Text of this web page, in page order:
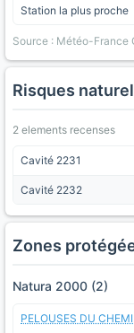
Station la plus proche
Source : Météo-France
Risques
2 elements recenses
Cavité 2231
Cavité 2232
Zones
Natura 2000 (2)
PELOUSES DU